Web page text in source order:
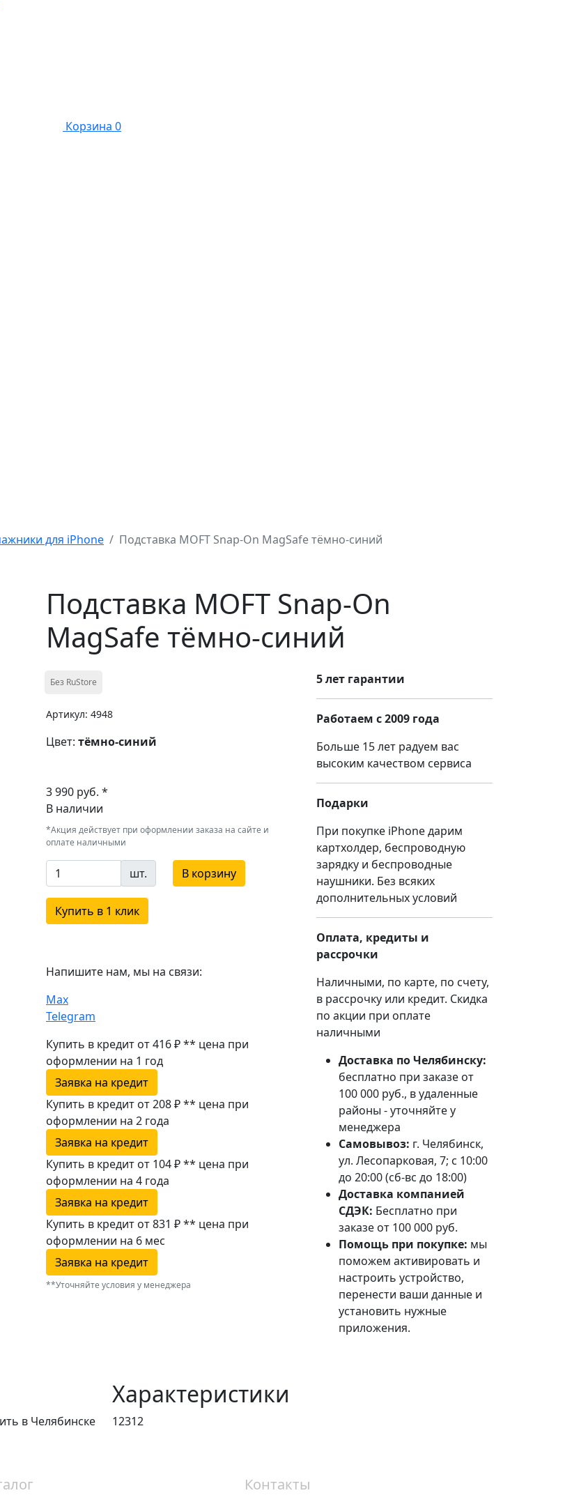
Корзина 0
для iPhone Подставка MOFT Snap-On MagSafe тёмно-синий
Подставка MOFT Snap-On
MagSafe тёмно-синий
Без RuStore
Артикул: 4948
Цвет: тёмно-синий
3 990 руб. *
В наличии
*Акция действует при оформлении заказа на сайте и
оплате наличными
шт. В корзину
Купить в 1 клик
Напишите нам, мы на связи:
Max
Telegram
Купить в кредит от 416 ₽** цена при
оформлении на 1 год
Заявка на кредит
Купить в кредит от 208 ₽** цена при
оформлении на 2 года
Заявка на кредит
Купить в кредит от 104 ₽** цена при
оформлении на 4 года
Заявка на кредит
Купить в кредит от 831 ₽** цена при
оформлении на 6 мес
Заявка на кредит
**Уточняйте условия у менеджера
5 лет гарантии
Работаем с 2009 года
Больше 15 лет радуем вас
высоким качеством сервиса
Подарки
При покупке iPhone дарим
картхолдер, беспроводную
зарядку и беспроводные
наушники. Без всяких
дополнительных условий
Оплата, кредиты и
рассрочки
Наличными, по карте, по счету,
в рассрочку или кредит. Скидка
по акции при оплате
наличными
Доставка по Челябинску:
бесплатно при заказе от
100 000 руб., в удаленные
районы - уточняйте у
менеджера
Самовывоз: г. Челябинск,
ул. Лесопарковая, 7; с 10:00
до 20:00 (сб-вс до 18:00)
Доставка компанией
СДЭК: Бесплатно при
заказе от 100 000 руб.
Помощь при покупке: мы
поможем активировать и
настроить устройство,
перенести ваши данные и
установить нужные
приложения.
в Челябинске
Характеристики
12312
Контакты